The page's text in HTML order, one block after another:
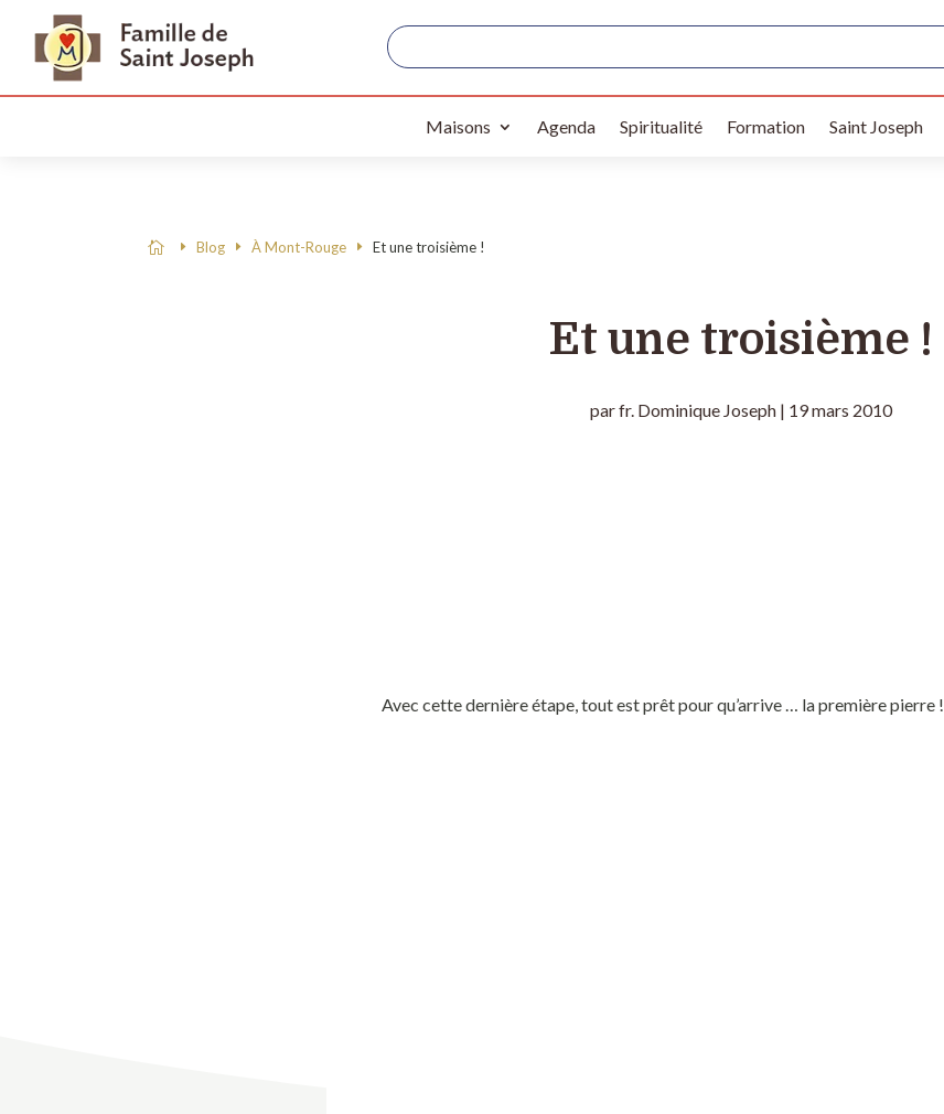
Maisons Agenda Spiritualité Formation Saint Joseph
 Blog À Mont-Rouge Et une troisième !
Et une troisième !
parfr. Dominique Joseph | 19 mars 2010
Avec cette dernière étape, tout est prêt pour qu’arrive … la première pierre !